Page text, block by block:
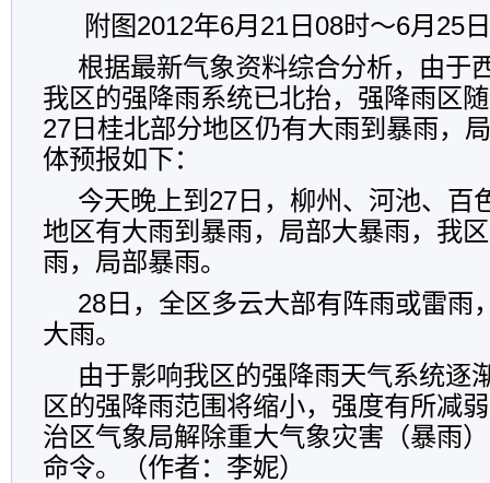
附图2012年6月21日08时～6月25
根据最新气象资料综合分析，由于
我区的强降雨系统已北抬，强降雨区
27日桂北部分地区仍有大雨到暴雨，
体预报如下：
今天晚上到27日，柳州、河池、百
地区有大雨到暴雨，局部大暴雨，我
雨，局部暴雨。
28日，全区多云大部有阵雨或雷雨
大雨。
由于影响我区的强降雨天气系统逐
区的强降雨范围将缩小，强度有所减
治区气象局解除重大气象灾害（暴雨
命令。（作者：李妮）